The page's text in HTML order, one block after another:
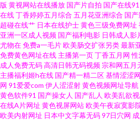
欧美韩日 国产精品sm 亚洲国产中文字幕在线
亭 早乙女露依女同 久久成人免费 麻豆禁影库
碰青娱乐免费 欧美色色网 国产精品豆花操逼
最新地址av 99热这里是精品 日本人妖系列 在
线看 老熟女做爱一区 朝国毛片 天天上色综合网
版 黄视网站在线播放 国产片自拍 国产在线91
在线丁香婷婷五月综合 五月花亚洲综合 国
超碰在线艹 日本在线护士黄色三级免费网址
亚洲一区成人视频 国产福利电影 日韩成人影
尤物在免费a一毛片欧美肠交扩张另类最新
免费黄色网址在线 主播第一页丁香五月网 性
成人免费无码高清日韩无码视频 宗和网五月
主播福利姬h在线 国产精一精二区基情涩涩网
网 91爱爱com 伊人涩涩射黄色视频网址导航
黄色软件91 国产操女人 国产乱人 欧美乱欲
在线A片网址 黄色视屏网站欧美午夜寂寞影
欧美内射网址 日本中文字幕无码97日穴网